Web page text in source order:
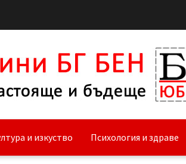
и изкуство Психология и здраве